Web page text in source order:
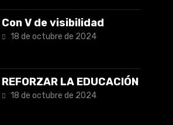
Con V de visibilidad
18 de octubre de 2024
REFORZAR LA EDUCACIÓN
18 de octubre de 2024